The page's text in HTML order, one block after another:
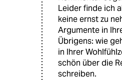
Leider finde ich
keine ernst zu
Argumente in
Übrigens: wie
in Ihrer
schön über die
schreiben.